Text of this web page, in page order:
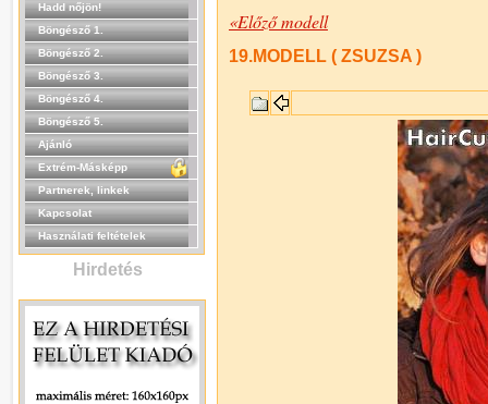
Hadd nőjön!
Böngésző 1.
Böngésző 2.
Böngésző 3.
Böngésző 4.
Böngésző 5.
Ajánló
Extrém-Másképp
Partnerek, linkek
Kapcsolat
Használati feltételek
Hirdetés
«Előző modell
19.MODELL ( ZSUZSA )